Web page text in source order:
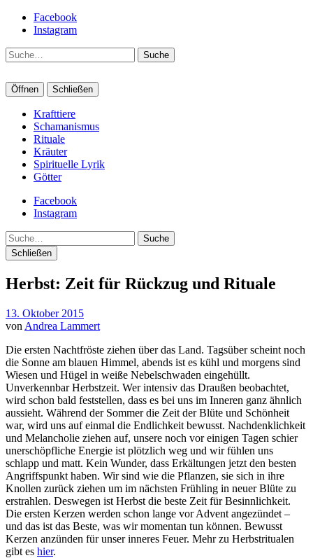
Facebook
Instagram
Suche
Öffnen Schließen
Krafttiere
Schamanismus
Rituale
Kräuter
Spirituelle Lyrik
Götter
Facebook
Instagram
Suche
Schließen
Herbst: Zeit für Rückzug und Rituale
13. Oktober 2015
von Andrea Lammert
Die ersten Nachtfröste ziehen über das Land. Tagsüber scheint noch
die Sonne am blauen Himmel, abends ist es kühl und morgens sind
Wiesen und Hügel in weiße Nebelschwaden eingehüllt.
Unverkennbar Herbstzeit. Wer intensiv das Draußen beobachtet,
wird schon bald feststellen, dass es bei uns im Inneren ganz ähnlich
aussieht. Während der Sommer die Zeit der Blüte und Schönheit
war, wird uns auf einmal die Endlichkeit bewusst. Nachdenklichkeit
und Melancholie ziehen auf, unsere noch vor einigen Tagen schier
unerschöpfliche Energie ist plötzlich weg und wir fühlen uns
schlapp und matt. Kein Wunder, dass Erkältungen jetzt den besten
Angriffspunkt haben. Wir sind wie die Pflanzen, sie sich in ihre
Knollen zurück ziehen um im nächsten Frühling in neuer Blüte zu
erstrahlen. Deswegen ist Herbst die beste Zeit für Besinnlichkeit.
Die ersten Kerzen werden schon lange vor Advent angezündet –
und das ist das Beste, was wir momentan tun können. Bewusst
Kerzen anzünden für unser inneres Feuer. Mehr zu Herbstritualen
gibt es hier.